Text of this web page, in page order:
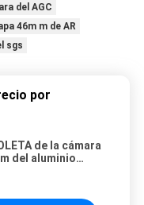
del AGC
46m m de AR
sgs
por
de la cámara
del aluminio